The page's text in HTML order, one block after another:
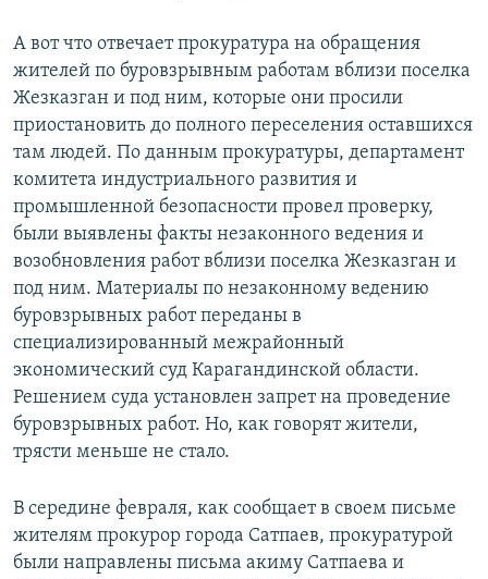
А вот что отвечает прокуратура на обращения
жителей по буровзрывным работам вблизи поселка
Жезказган и под ним, которые они просили
приостановить до полного переселения оставшихся
там людей. По данным прокуратуры, департамент
комитета индустриального развития и
промышленной безопасности провел проверку,
были выявлены факты незаконного ведения и
возобновления работ вблизи поселка Жезказган и
под ним. Материалы по незаконному ведению
буровзрывных работ переданы в
специализированный межрайонный
экономический суд Карагандинской области.
Решением суда установлен запрет на проведение
буровзрывных работ. Но, как говорят жители,
трясти меньше не стало.
В середине февраля, как сообщает в своем письме
жителям прокурор города Сатпаев, прокуратурой
были направлены письма акиму Сатпаева и